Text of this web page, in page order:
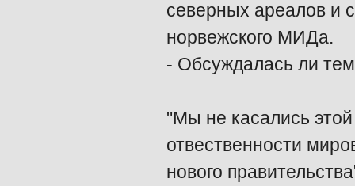
северных ареалов и
норвежского МИДа.
- Обсуждалась ли
"Мы не касались
отвественности
нового